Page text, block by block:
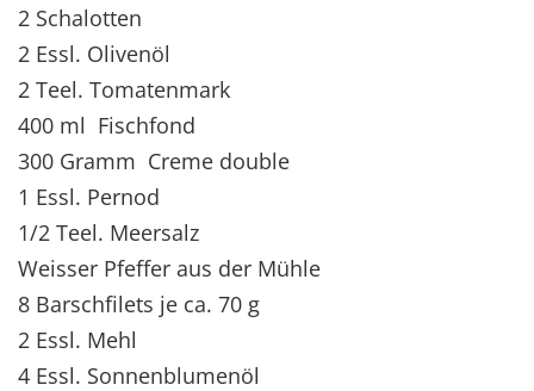
2 Schalotten
2 Essl. Olivenöl
2 Teel. Tomatenmark
400 ml Fischfond
300 Gramm Creme double
1 Essl. Pernod
1/2 Teel. Meersalz
Weisser Pfeffer aus der Mühle
8 Barschfilets je ca. 70 g
2 Essl. Mehl
4 Essl. Sonnenblumenöl